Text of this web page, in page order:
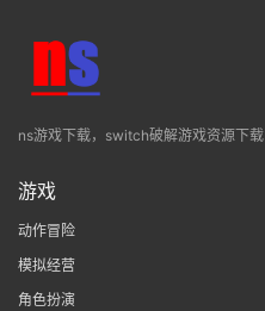
ns游戏下载，switch破解游戏资源下载
游戏
动作冒险
模拟经营
角色扮演